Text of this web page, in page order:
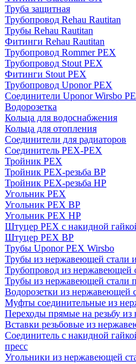
Труба защитная
Трубопровод Rehau Rautitan
Трубы Rehau Rautitan
Фитинги Rehau Rautitan
Трубопровод Rommer PEX
Трубопровод Stout PEX
Фитинги Stout PEX
Трубопровод Uponor PEX
Соединители Uponor Wirsbo
Водорозетка
Кольца для водоснабжения
Кольца для отопления
Соединители для радиаторов
Соединитель PEX-PEX
Тройник PEX
Тройник PEX-резьба ВР
Тройник PEX-резьба НР
Угольник PEX
Угольник PEX ВР
Угольник PEX НР
Штуцер PEX c накидной
Штуцер PEX ВР
Трубы Uponor PEX Wirsbo
Трубы из нержавеющей стали
Трубопровод из нержавеющей
Трубы из нержавеющей стали
Водорозетки из нержавеющей
Муфты соединительные из
Переходы прямые на резьбу
Вставки резьбовые из
Соединитель с накидной
пресс
Угольники из нержавеющей